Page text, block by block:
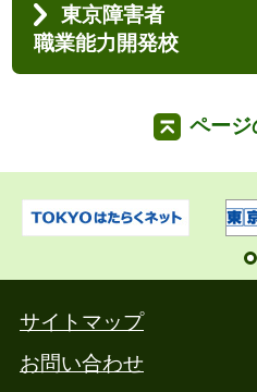
東京障害者
職業能力開発校
ページ
サイトマップ
お問い合わせ